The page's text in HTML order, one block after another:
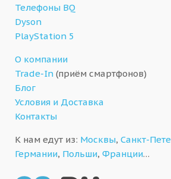
Телефоны BQ
Dyson
PlayStation 5
О компании
Trade-In (приём смартфонов)
Блог
Условия и Доставка
Контакты
К нам едут из: Москвы, Санкт-
Германии, Польши, Франции…